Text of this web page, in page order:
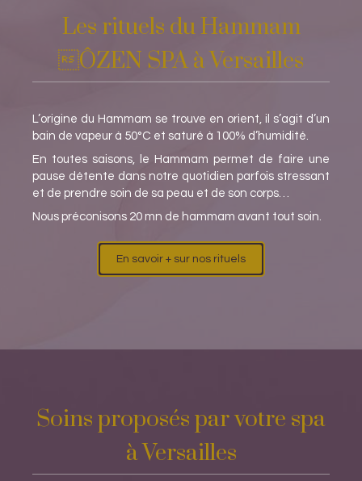
Les rituels du Hammam
ÔZEN SPA à Versailles
L’origine du Hammam se trouve en orient, il s’agit d’un
bain de vapeur à 50°C et saturé à 100% d’humidité.
En toutes saisons, le Hammam permet de faire une
pause détente dans notre quotidien parfois stressant
et de prendre soin de sa peau et de son corps…
Nous préconisons 20 mn de hammam avant tout soin.
En savoir + sur nos rituels
Soins proposés par votre spa
à Versailles